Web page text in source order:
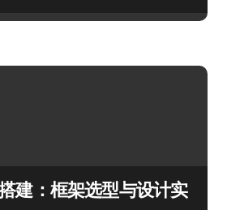
建：框架选型与设计实